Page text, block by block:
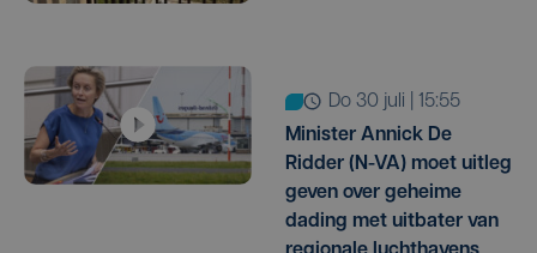
do 30 juli | 15:55
Minister Annick De
Ridder (N-VA) moet uitleg
geven over geheime
dading met uitbater van